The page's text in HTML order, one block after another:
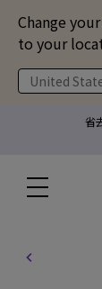
Change
to your
United
省